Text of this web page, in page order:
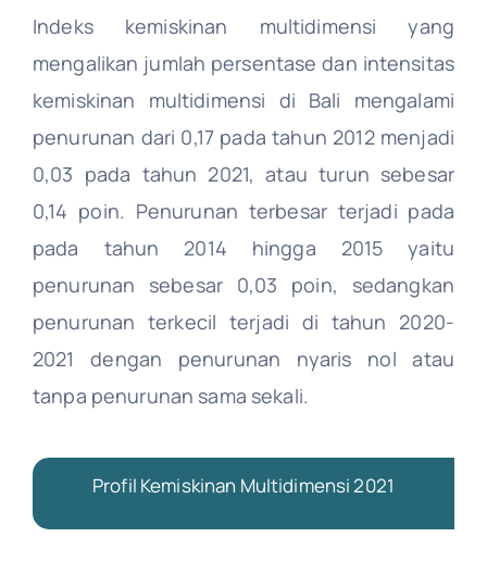
DI Yogyakarta
Jawa Timur
Banten
Bali
Nusa Tenggara Barat
Nusa Tenggara Timur
Kalimantan Barat
Kalimantan Tengah
Indeks kemiskinan multidimensi yang
mengalikan jumlah persentase dan intensitas
kemiskinan multidimensi di Bali mengalami
penurunan dari 0,17 pada tahun 2012 menjadi
0,03 pada tahun 2021, atau turun sebesar
0,14 poin. Penurunan terbesar terjadi pada
pada tahun 2014 hingga 2015 yaitu
penurunan sebesar 0,03 poin, sedangkan
penurunan terkecil terjadi di tahun 2020-
2021 dengan penurunan nyaris nol atau
tanpa penurunan sama sekali.
Profil Kemiskinan Multidimensi 2021